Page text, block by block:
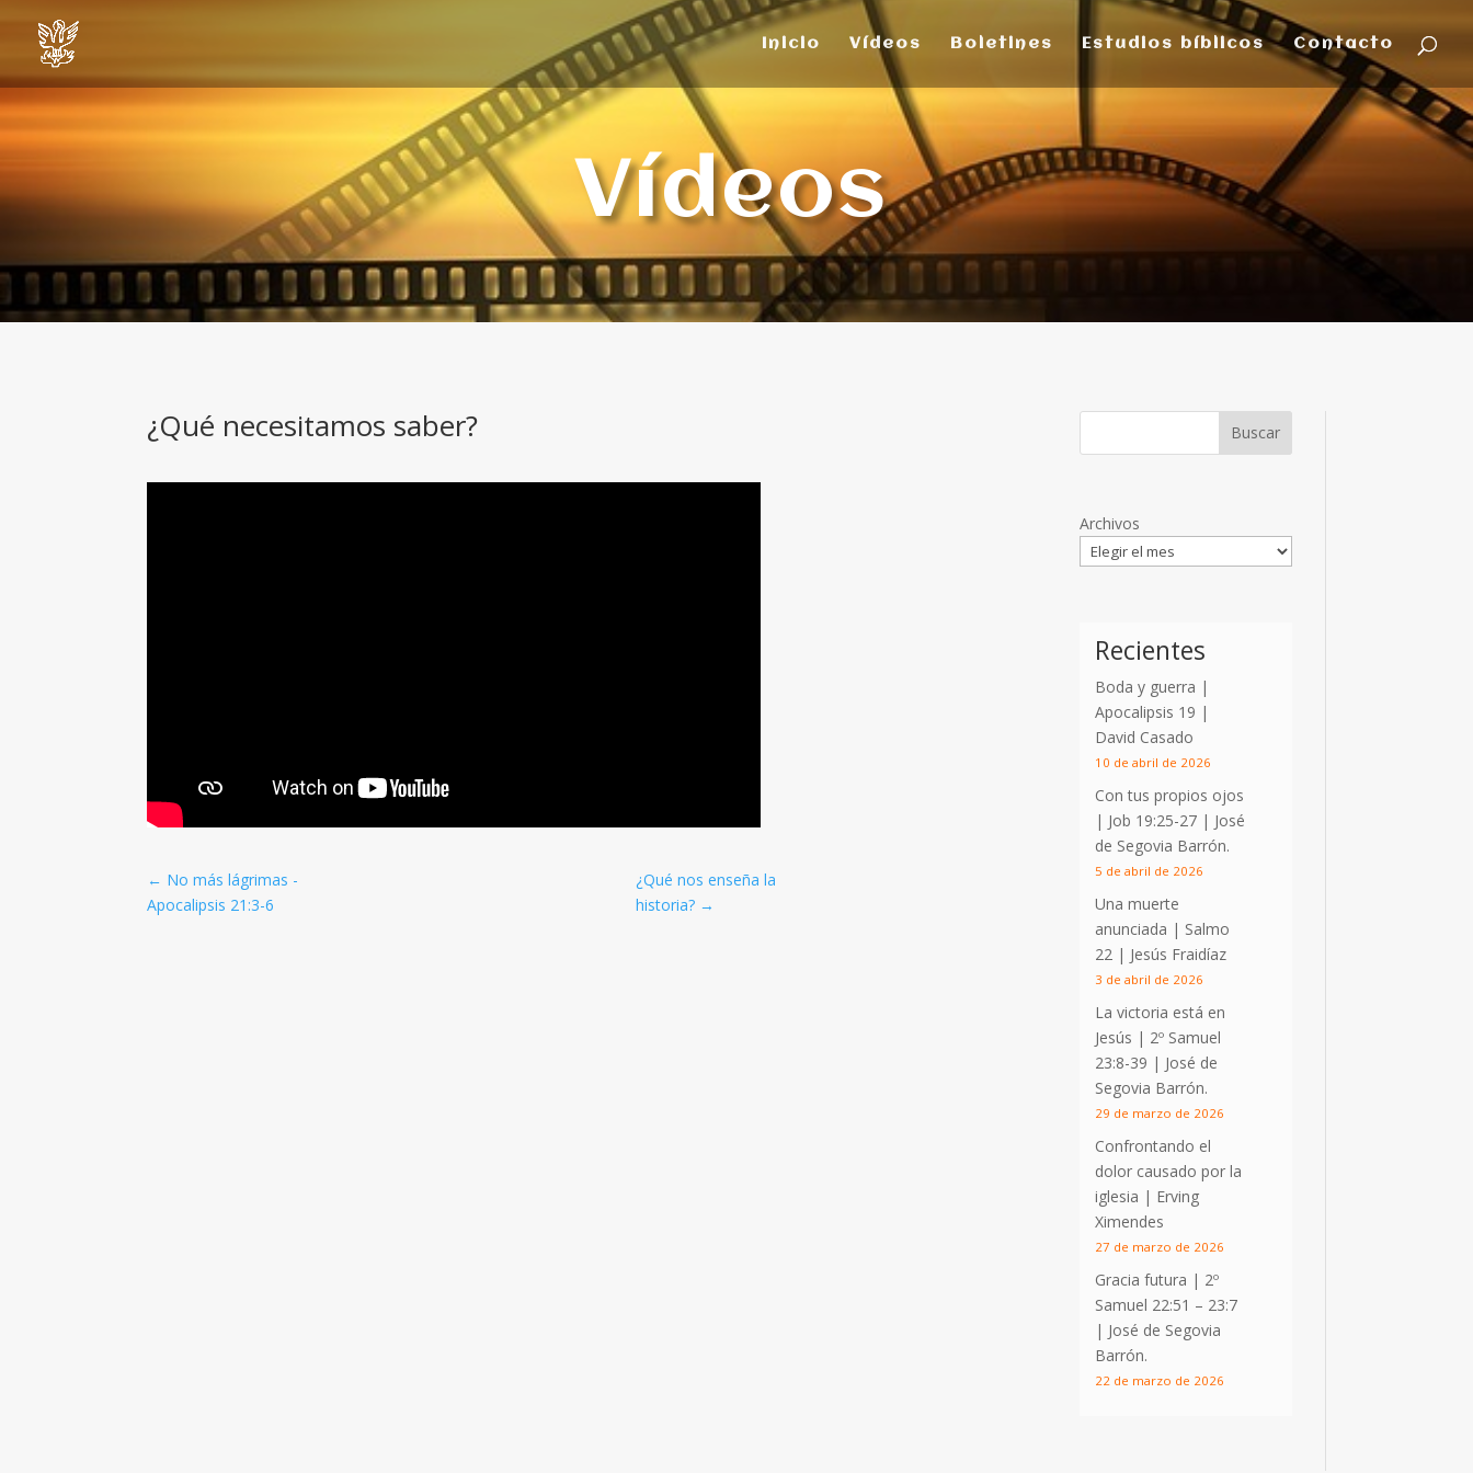
Inicio Vídeos Boletines Estudios bíblicos Contacto
Vídeos
¿Qué necesitamos saber?
← No más lágrimas -
Apocalipsis 21:3-6
¿Qué nos enseña la
historia?→
Archivos
Recientes
Boda y guerra |
Apocalipsis 19 |
David Casado
10 de abril de 2026
Con tus propios ojos
| Job 19:25-27 | José
de Segovia Barrón.
5 de abril de 2026
Una muerte
anunciada | Salmo
22 | Jesús Fraidíaz
3 de abril de 2026
La victoria está en
Jesús | 2º Samuel
23:8-39 | José de
Segovia Barrón.
29 de marzo de 2026
Confrontando el
dolor causado por la
iglesia | Erving
Ximendes
27 de marzo de 2026
Gracia futura | 2º
Samuel 22:51 – 23:7
| José de Segovia
Barrón.
22 de marzo de 2026